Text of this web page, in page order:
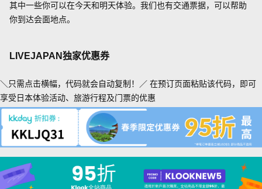
其中一些你可以在今天和明天体验。我们也有交通票据，可以帮助
你到达会面地点。
LIVEJAPAN独家优惠券
＼只需点击横幅，代码就会自动复制！／ 在预订页面粘贴该代码，即可
享受日本体验活动、旅游行程及门票的优惠